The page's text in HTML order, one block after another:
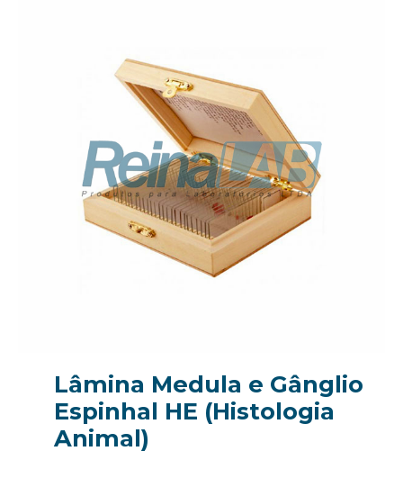
Lâmina Medula e Gânglio
Espinhal HE (Histologia
Animal)